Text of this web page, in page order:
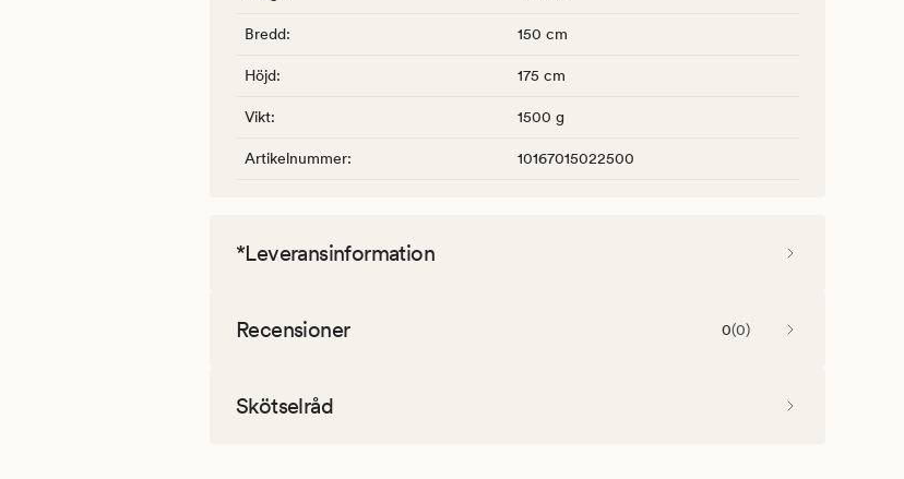
Bredd: 150 cm
Höjd: 175 cm
Vikt: 1500 g
Artikelnummer: 10167015022500
*Leveransinformation
Recensioner 0(0)
Skötselråd